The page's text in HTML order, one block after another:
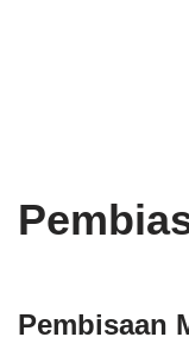
Pembisaan